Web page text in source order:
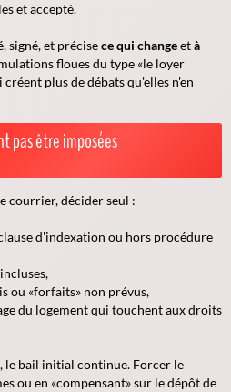
et accepté.
signé, et précisece qui changeetà
floues du type «le loyer
plus de débats qu'elles n'en
pas être imposées
courrier, décider seul :
d'indexation ou hors procédure
ou «forfaits» non prévus,
du logement qui touchent aux droits
le bail initial continue. Forcer le
ou en «compensant» sur le dépôt de